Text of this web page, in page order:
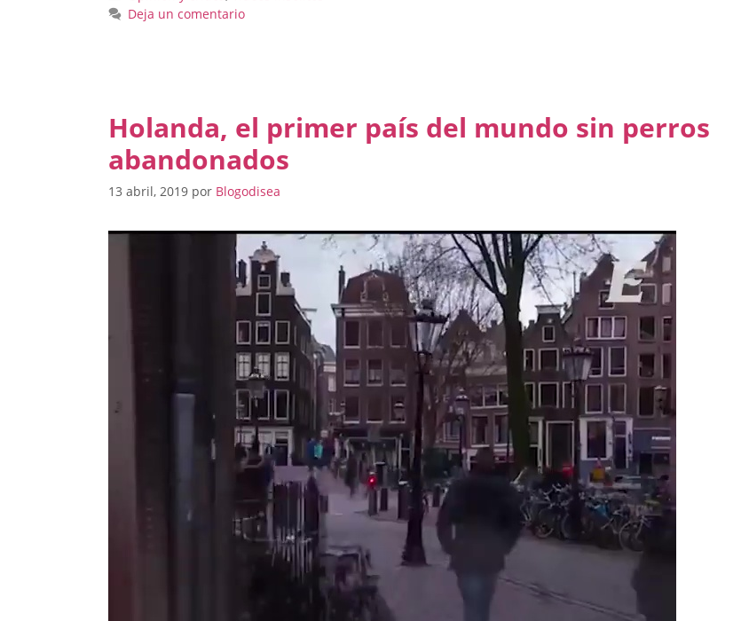
Deja un comentario
Holanda, el primer país del mundo sin perros
abandonados
13 abril, 2019 por Blogodisea